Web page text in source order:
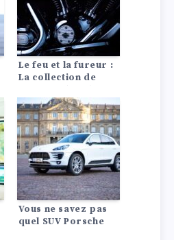
Le feu et la fureur :
La collection de
Depp vous laissera
pantois.
Vous ne savez pas
quel SUV Porsche